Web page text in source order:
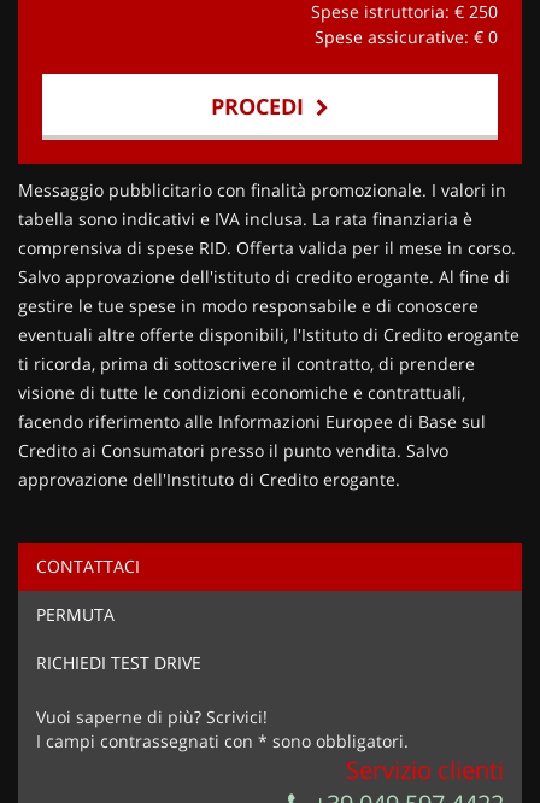
Spese istruttoria: € 250
Spese assicurative: € 0
PROCEDI
Contattaci
Ho letto e accettol'informativa privacy*
Acconsento al trattamento dei miei dati per finalità di
Invia la tua richiesta
Messaggio pubblicitario con finalità promozionale. I valori in
tabella sono indicativi e IVA inclusa. La rata finanziaria è
comprensiva di spese RID. Offerta valida per il mese in corso.
Salvo approvazione dell'istituto di credito erogante. Al fine di
gestire le tue spese in modo responsabile e di conoscere
eventuali altre offerte disponibili, l'Istituto di Credito erogante
ti ricorda, prima di sottoscrivere il contratto, di prendere
visione di tutte le condizioni economiche e contrattuali,
facendo riferimento alle Informazioni Europee di Base sul
Credito ai Consumatori presso il punto vendita. Salvo
approvazione dell'Instituto di Credito erogante.
CONTATTACI
PERMUTA
RICHIEDI TEST DRIVE
Vuoi saperne di più? Scrivici!
I campi contrassegnati con * sono obbligatori.
Servizio clienti